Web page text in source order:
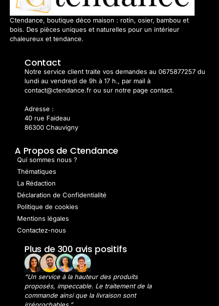
Ctendance, boutique déco maison : rotin, osier, bambou et
bois. Des pièces uniques et naturelles pour un intérieur
chaleureux et tendance.
Contact
Notre service client traite vos demandes au 0675877257 du
lundi au vendredi de 9h à 17 h., par mail à
contact@ctendance.fr ou sur notre page contact.
Adresse :
40 rue Faideau
86300 Chauvigny
A Propos de Ctendance
Qui sommes nous ?
Thématiques
La Rédaction
Déclaration de Confidentialité
Politique de cookies
Mentions légales
Contactez-nous
Plus de 300 avis positifs
“Un service à la hauteur des produits
proposés, impeccable. Le traitement de la
commande ainsi que la livraison sont